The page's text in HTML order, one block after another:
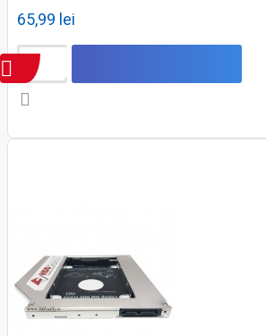
65,99 lei